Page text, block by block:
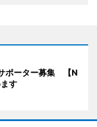
ポーター募集 【N
す